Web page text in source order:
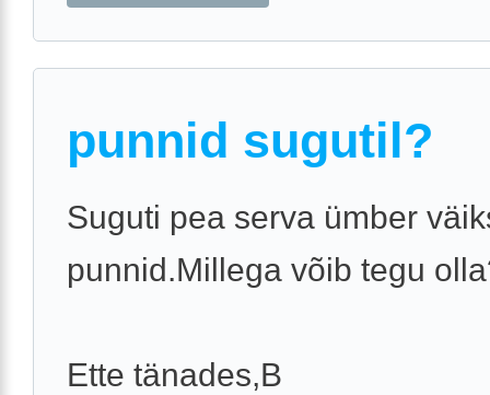
punnid sugutil?
Suguti pea serva ümber
punnid.Millega võib tegu
Ette tänades,B